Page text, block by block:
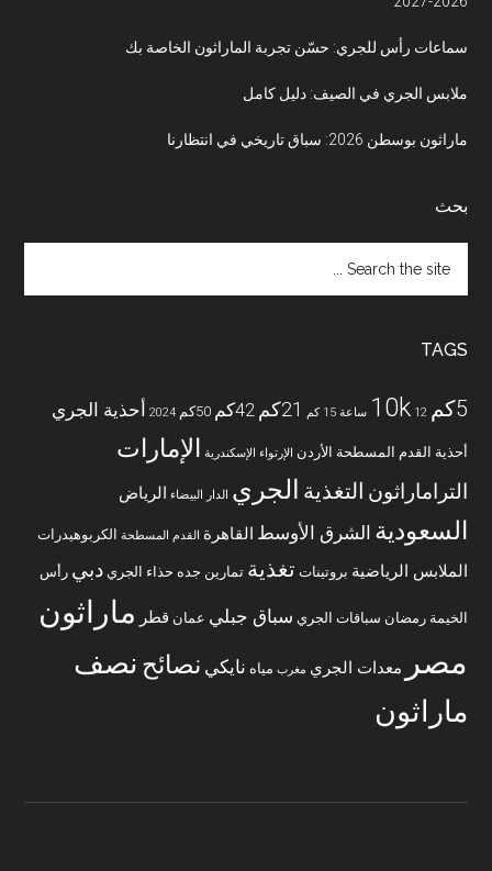
سماعات رأس للجري: حسّن تجربة الماراثون الخاصة بك
ملابس الجري في الصيف: دليل كامل
ماراثون بوسطن 2026: سباق تاريخي في انتظارنا
بحث
the
TAGS
5كم 10k 12 ساعة 15 كم 21كم 42كم 50كم 2024 أحذية الجري
أحذية القدم المسطحة الأردن الإرتواء الإسكندرية الإمارات
التراماراثون التغذية الجري الدار البيضاء الرياض
السعودية الشرق الأوسط القاهرة القدم المسطحة الكربوهيدرات
الملابس الرياضية بروتينات تغذية تمارين جده حذاء الجري دبي رأس
الخيمة رمضان سباقات الجري سباق جبلي عمان قطر ماراثون
مصر معدات الجري مغرب مياه نايكي نصائح نصف
ماراثون